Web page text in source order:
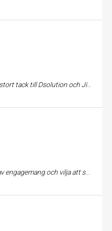
om sina partners och verkligen bryr sig om resultatet. Han är dessutom otroligt lösningsorienterad och lyhörd. Det som gjorde störst skillnad för oss var den korrekta behovsanalysen – han tog sig tid att förstå hur vi arbetar, vilka volymer vi har och vad vi faktiskt behöver. Tack vare det står vi idag med den perfekta skrivaren för våra produkter och vårt arbetssätt. Vi kan varmt rekommendera Dsolution och Jimmy Isberg!
och vilja att skapa det bästa för vårt företag, mycket positivt!